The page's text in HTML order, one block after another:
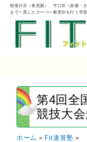
寝屋川市（香里園）、守口市（高瀬・
まで一貫したスーパー教育Ⓡを行う学
第4回全
競技大
ホーム
Fit速算塾